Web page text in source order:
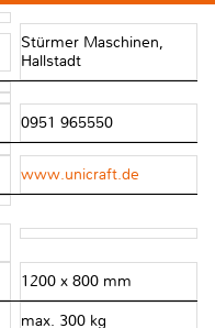
Stürmer Maschinen,
Hallstadt
0951 965550
www.unicraft.de
1200 x 800 mm
max. 300 kg